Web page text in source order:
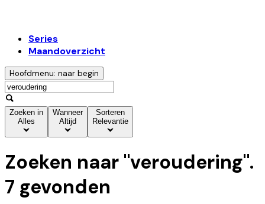
Series
Maandoverzicht
Hoofdmenu: naar begin
Zoeken in
Alles
Wanneer
Altijd
Sorteren
Relevantie
Zoeken naar "veroudering".
7 gevonden